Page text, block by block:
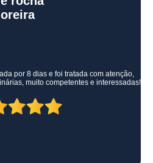
Kelly Mainart
excelente!! Ótimo tratamento não só com a
Todo auxílio e carinho que
e amorosos, super competentes!